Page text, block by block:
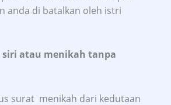
anda di batalkan oleh istri
atau menikah tanpa
surat menikah dari kedutaan